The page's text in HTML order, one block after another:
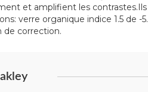
et amplifient les
verre organique indice 1.5 de -
de correction.